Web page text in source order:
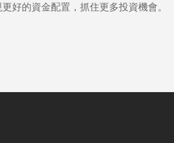
更好的資金配置，抓住更多投資機會。